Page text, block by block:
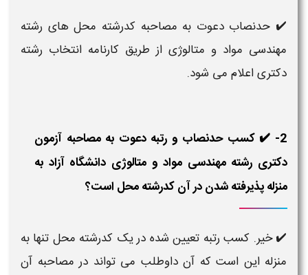
✔️ حدنصاب دعوت به مصاحبه کدرشته محل های رشته
مهندسی مواد و متالوژی از طریق کارنامه انتخاب رشته
دکتری اعلام می شود.
2- ✔️ کسب حدنصاب و رتبه دعوت به مصاحبه آزمون
دکتری رشته مهندسی مواد و متالوژی دانشگاه آزاد به
منزله پذیرفته شدن در آن کدرشته محل است؟
✔️ خیر. کسب رتبه تعیین شده در یک کدرشته محل تنها به
منزله این است که آن داوطلب می تواند در مصاحبه آن